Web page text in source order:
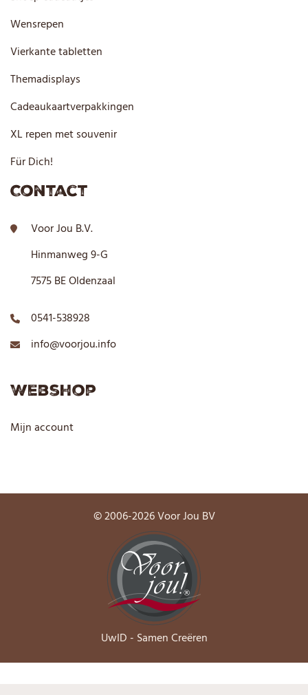
Wensrepen
Vierkante tabletten
Themadisplays
Cadeaukaartverpakkingen
XL repen met souvenir
Für Dich!
Contact
Voor Jou B.V.
Hinmanweg 9-G
7575 BE Oldenzaal
0541-538928
info@voorjou.info
Webshop
Mijn account
© 2006-2026 Voor Jou BV
UwID - Samen Creëren